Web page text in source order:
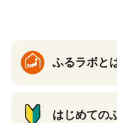
ふるラボと
はじめての